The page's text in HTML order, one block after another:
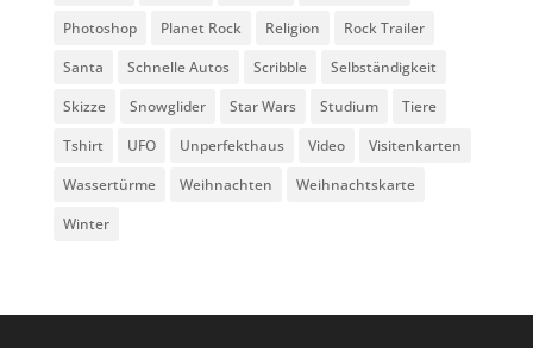
Photoshop
Planet Rock Religion
Rock Trailer
Santa
Schnelle Autos Scribble
Selbständigkeit
Skizze
Snowglider Star Wars Studium
Tiere
Tshirt
UFO Unperfekthaus Video
Visitenkarten
Wassertürme
Weihnachten
Weihnachtskarte
Winter